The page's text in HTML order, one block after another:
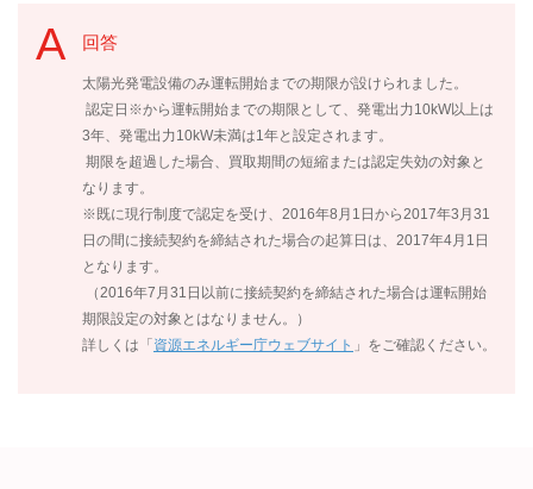
回答
太陽光発電設備のみ運転開始までの期限が設けられました。
認定日※から運転開始までの期限として、発電出力10kW以上は
3年、発電出力10kW未満は1年と設定されます。
期限を超過した場合、買取期間の短縮または認定失効の対象と
なります。
※既に現行制度で認定を受け、2016年8月1日から2017年3月31
日の間に接続契約を締結された場合の起算日は、2017年4月1日
となります。
（2016年7月31日以前に接続契約を締結された場合は運転開始
期限設定の対象とはなりません。）
詳しくは「資源エネルギー庁ウェブサイト 」をご確認ください。